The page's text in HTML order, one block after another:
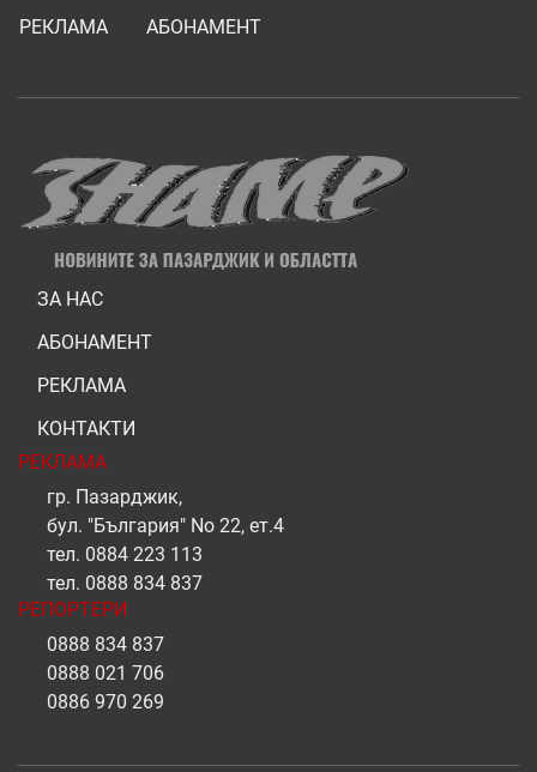
РЕКЛАМА
АБОНАМЕНТ
ЗА НАС
АБОНАМЕНТ
РЕКЛАМА
КОНТАКТИ
РЕКЛАМА
гр. Пазарджик,
бул. "България" No 22, ет.4
тел. 0884 223 113
тел. 0888 834 837
РЕПОРТЕРИ
0888 834 837
0888 021 706
0886 970 269